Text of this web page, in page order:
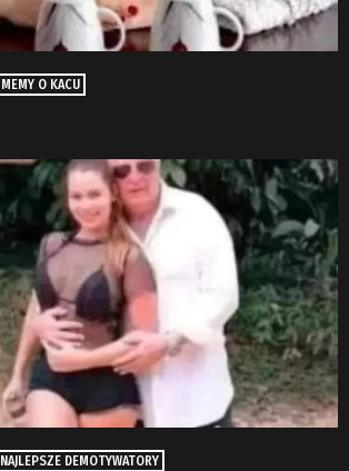
MEMY O KACU
NAJLEPSZE DEMOTYWATORY